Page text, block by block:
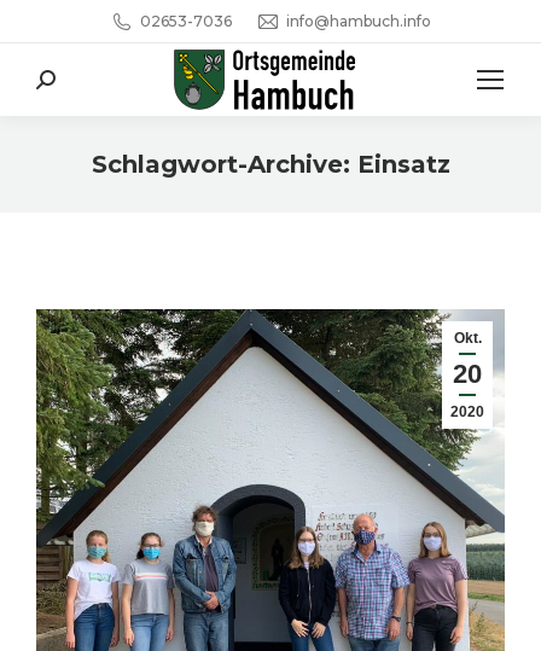
02653-7036 info@hambuch.info
Search:
Schlagwort-Archive: Einsatz
Okt.
20
2020